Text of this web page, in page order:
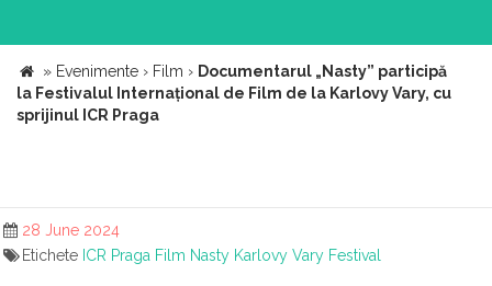
» Evenimente › Film › Documentarul „Nasty” participă
la Festivalul Internațional de Film de la Karlovy Vary, cu
sprijinul ICR Praga
28 June 2024
Etichete ICR Praga Film Nasty Karlovy Vary Festival